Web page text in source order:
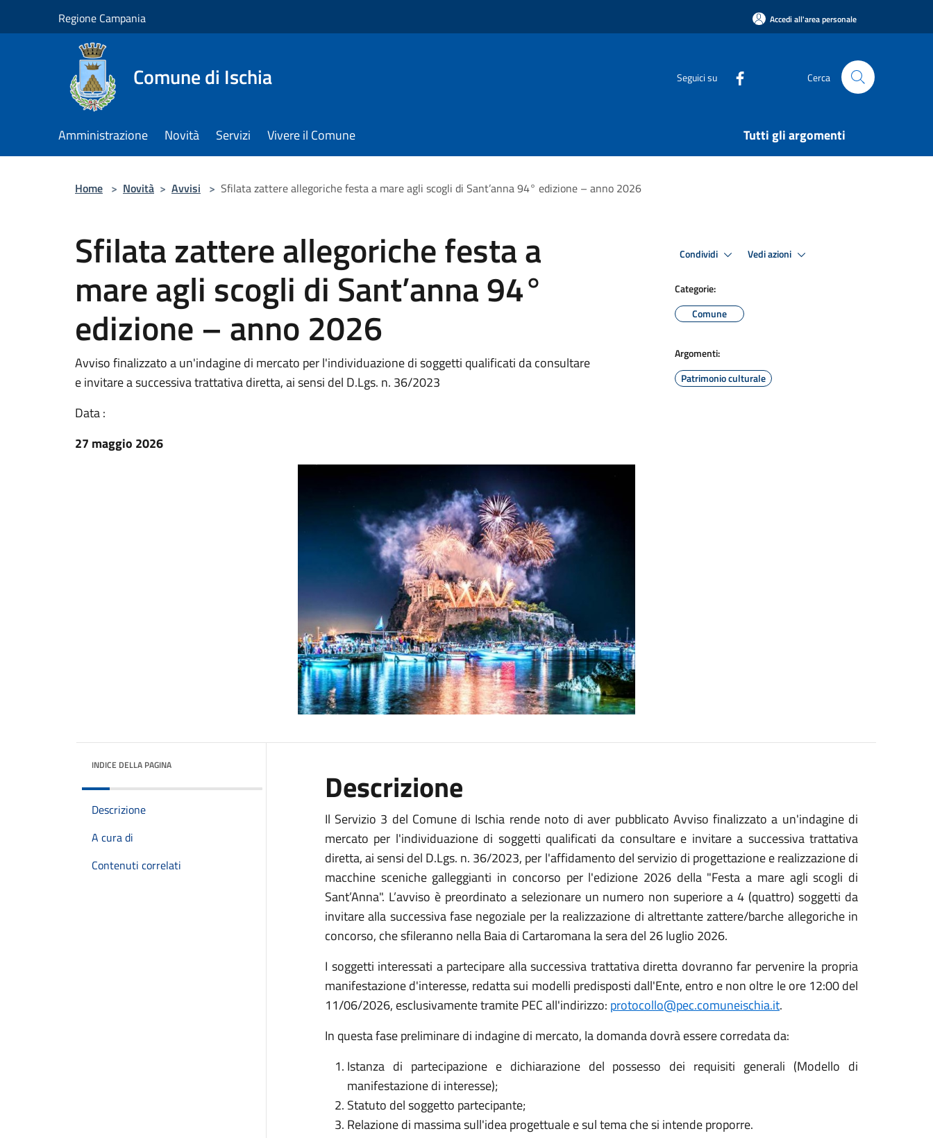
Regione Campania Accedi all'area personale
Comune di Ischia Seguici su Cerca
Amministrazione Novità Servizi Vivere il Comune Tutti gli argomenti
Home > Novità > Avvisi > Sfilata zattere allegoriche festa a mare agli scogli di Sant’anna 94° edizione – anno 2026
Sfilata zattere allegoriche festa a
mare agli scogli di Sant’anna 94°
edizione – anno 2026
Avviso finalizzato a un'indagine di mercato per l'individuazione di soggetti qualificati da consultare
e invitare a successiva trattativa diretta, ai sensi del D.Lgs. n. 36/2023
Data :
27 maggio 2026
Condividi Vedi azioni
Categorie:
Comune
Argomenti:
Patrimonio culturale
INDICE DELLA PAGINA
Descrizione
A cura di
Contenuti correlati
Descrizione
Il Servizio 3 del Comune di Ischia rende noto di aver pubblicato Avviso finalizzato a un'indagine di
mercato per l'individuazione di soggetti qualificati da consultare e invitare a successiva trattativa
diretta, ai sensi del D.Lgs. n. 36/2023, per l'affidamento del servizio di progettazione e realizzazione di
macchine sceniche galleggianti in concorso per l'edizione 2026 della "Festa a mare agli scogli di
Sant’Anna". L’avviso è preordinato a selezionare un numero non superiore a 4 (quattro) soggetti da
invitare alla successiva fase negoziale per la realizzazione di altrettante zattere/barche allegoriche in
concorso, che sfileranno nella Baia di Cartaromana la sera del 26 luglio 2026.
I soggetti interessati a partecipare alla successiva trattativa diretta dovranno far pervenire la propria
manifestazione d'interesse, redatta sui modelli predisposti dall'Ente, entro e non oltre le ore 12:00 del
11/06/2026, esclusivamente tramite PEC all'indirizzo: protocollo@pec.comuneischia.it.
In questa fase preliminare di indagine di mercato, la domanda dovrà essere corredata da:
Istanza di partecipazione e dichiarazione del possesso dei requisiti generali (Modello di
manifestazione di interesse);
Statuto del soggetto partecipante;
Relazione di massima sull'idea progettuale e sul tema che si intende proporre.